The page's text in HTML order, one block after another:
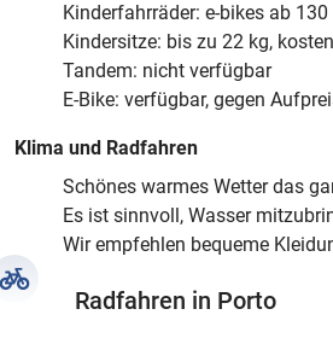
Kinderfahrräder: e-bikes ab 130
Kindersitze: bis zu 22 kg,
Tandem: nicht verfügbar
E-Bike: verfügbar, gegen
Klima und Radfahren
Schönes warmes Wetter das
Es ist sinnvoll, Wasser
Wir empfehlen bequeme
Radfahren in Porto